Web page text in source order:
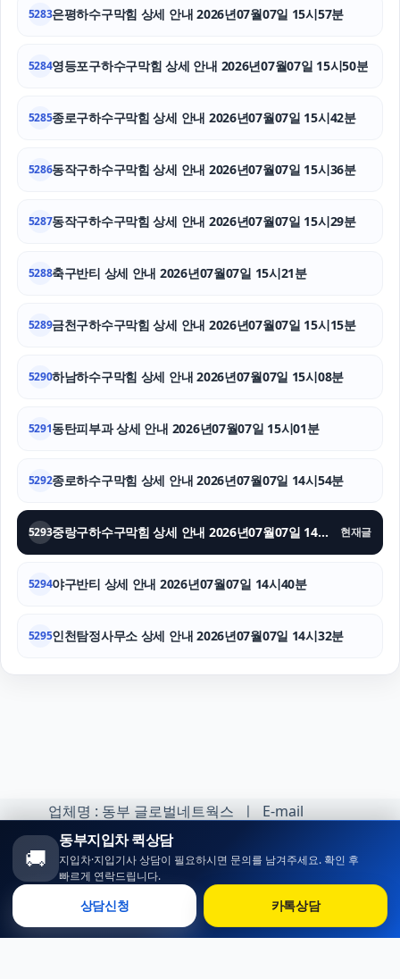
도지티켓
수원음주운전변호사
5283은평하수구막힘 상세 안내 2026년07월07일 15시57분
5284영등포구하수구막힘 상세 안내 2026년07월07일 15시50분
5285종로구하수구막힘 상세 안내 2026년07월07일 15시42분
5286동작구하수구막힘 상세 안내 2026년07월07일 15시36분
5287동작구하수구막힘 상세 안내 2026년07월07일 15시29분
5288축구반티 상세 안내 2026년07월07일 15시21분
5289금천구하수구막힘 상세 안내 2026년07월07일 15시15분
5290하남하수구막힘 상세 안내 2026년07월07일 15시08분
5291동탄피부과 상세 안내 2026년07월07일 15시01분
5292종로하수구막힘 상세 안내 2026년07월07일 14시54분
5293 중랑구하수구막힘 상세 안내 2026년07월07일 14시47분 현재글
5294야구반티 상세 안내 2026년07월07일 14시40분
5295인천탐정사무소 상세 안내 2026년07월07일 14시32분
업체명 : 동부 글로벌네트웍스 ㅣ E-mail
:minhoh1@naver.com
카카오톡 오픈채팅 :
https://open.kakao.com/o/sqlsXOji
Copyright ⓒ 동부 지입차 All rights reserved.
🚚
동부지입차 퀵상담
지입차·지입기사 상담이 필요하시면 문의를 남겨주세요. 확인 후
빠르게 연락드립니다.
상담신청 카톡상담